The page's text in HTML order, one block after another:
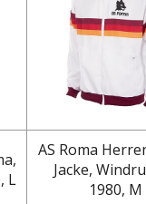
L
AS Roma
Jacke,
1980, M